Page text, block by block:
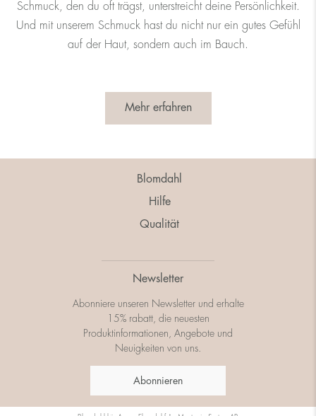
Schmuck, den du oft trägst, unterstreicht deine Persönlichkeit.
Und mit unserem Schmuck hast du nicht nur ein gutes Gefühl
auf der Haut, sondern auch im Bauch.
Mehr erfahren
Blomdahl
Hilfe
Qualität
Newsletter
Abonniere unseren Newsletter und erhalte
15% rabatt, die neuesten
Produktinformationen, Angebote und
Neuigkeiten von uns.
Abonnieren